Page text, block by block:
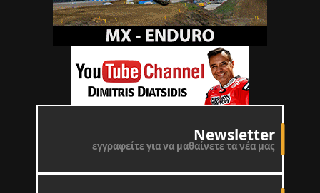
Newsletter
εγγραφείτε για να μαθαίνετε τα νέα μας